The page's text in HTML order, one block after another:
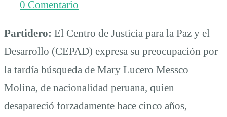
0 Comentario
Partidero: El Centro de Justicia para la Paz y el
Desarrollo (CEPAD) expresa su preocupación por
la tardía búsqueda de Mary Lucero Messco
Molina, de nacionalidad peruana, quien
desapareció forzadamente hace cinco años,